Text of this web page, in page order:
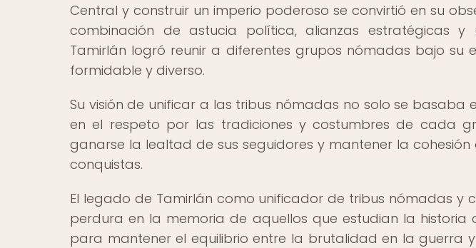
Central y construir un imperio poderoso se convirtió en su
combinación de astucia política, alianzas estratégicas y
Tamirlán logró reunir a diferentes grupos nómadas bajo su
formidable y diverso.
Su visión de unificar a las tribus nómadas no solo se basaba
en el respeto por las tradiciones y costumbres de cada
ganarse la lealtad de sus seguidores y mantener la
conquistas.
El legado de Tamirlán como unificador de tribus nómadas y
perdura en la memoria de aquellos que estudian la historia
para mantener el equilibrio entre la brutalidad en la guerra